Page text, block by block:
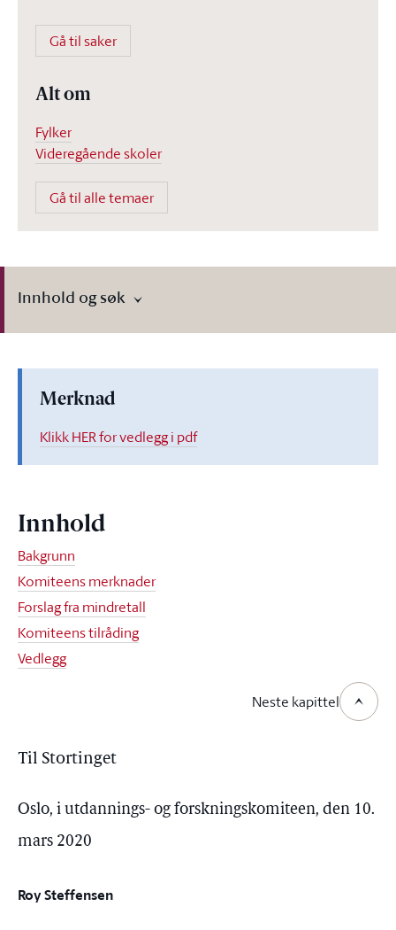
Gå til saker
Alt om
Fylker
Videregående skoler
Gå til alle temaer
Innhold og søk
Merknad
Klikk HER for vedlegg i pdf
Innhold
Bakgrunn
Komiteens merknader
Forslag fra mindretall
Komiteens tilråding
Vedlegg
Neste kapittel
Til Stortinget
Oslo, i utdannings- og forskningskomiteen, den 10.
mars 2020
Roy Steffensen